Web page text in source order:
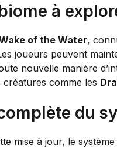
à
of the Water,
joueurs peuvent
nouvelle manière
comme les
du
mise à jour, le